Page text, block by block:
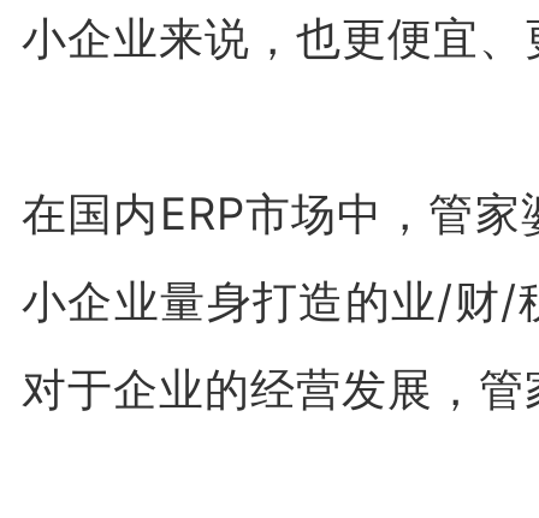
小企业来说，也更便宜
在国内ERP市场中，管
小企业量身打造的业/财/
对于企业的经营发展，